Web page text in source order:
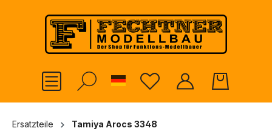
springen
German
Ersatzteile Tamiya Arocs 3348